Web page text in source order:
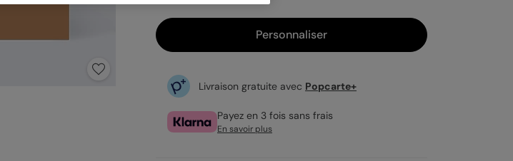
Personnaliser
Livraison gratuite avec Popcarte+
Payez en 3 fois sans frais
En savoir plus